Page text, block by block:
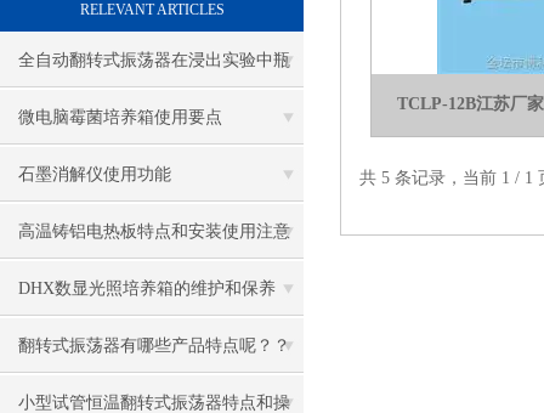
RELEVANT ARTICLES
全自动翻转式振荡器在浸出实验中瓶
盖密封性与防漏设计
微电脑霉菌培养箱使用要点
石墨消解仪使用功能
高温铸铝电热板特点和安装使用注意
事项
DHX数显光照培养箱的维护和保养
翻转式振荡器有哪些产品特点呢？？
小型试管恒温翻转式振荡器特点和操
TCLP-12B江苏厂
共 5 条记录，当前 1 /